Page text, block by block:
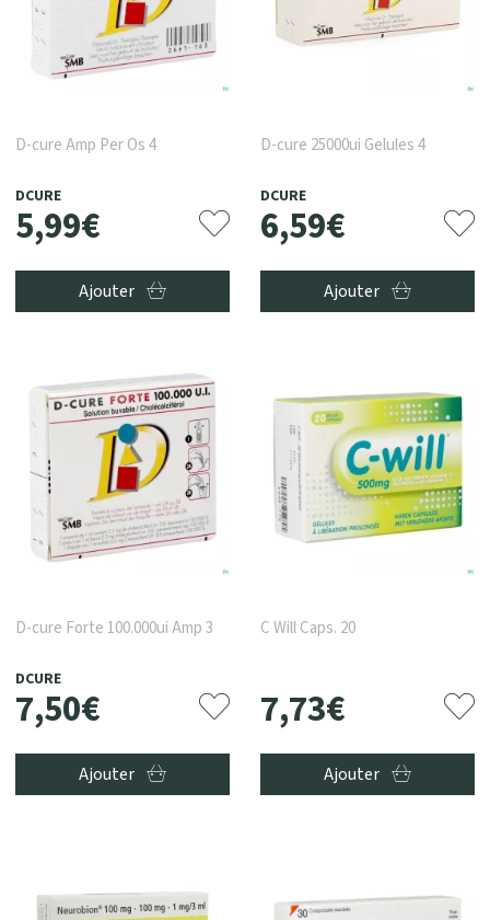
D-cure Amp Per Os 4
DCURE
5,99€
Ajouter
D-cure 25000ui Gelules 4
DCURE
6,59€
Ajouter
D-cure Forte 100.000ui Amp 3
DCURE
7,50€
Ajouter
C Will Caps. 20
7,73€
Ajouter